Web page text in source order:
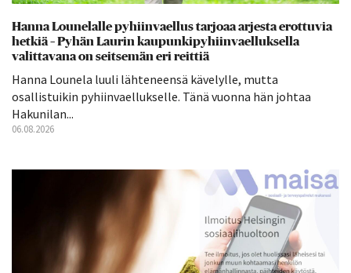
Hanna Lounelalle pyhiinvaellus tarjoaa arjesta erottuvia
hetkiä – Pyhän Laurin kaupunkipyhiinvaelluksella
valittavana on seitsemän eri reittiä
Hanna Lounela luuli lähteneensä kävelylle, mutta
osallistuikin pyhiinvaellukselle. Tänä vuonna hän johtaa
Hakunilan...
06.08.2026